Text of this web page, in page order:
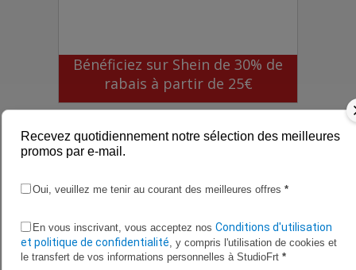
Bénéficiez sur Shein de 30% de
rabais à partir de 25€
Recevez quotidiennement notre sélection des meilleures
promos par e-mail.
Oui, veuillez me tenir au courant des meilleures offres *
En vous inscrivant, vous acceptez nos Conditions d'utilisation
et politique de confidentialité , y compris l'utilisation de cookies et
le transfert de vos informations personnelles à StudioFrt *